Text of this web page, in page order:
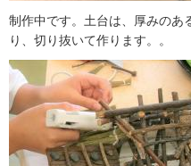
制作中です。土台は、厚みのあ
り、切り抜いて作ります。。